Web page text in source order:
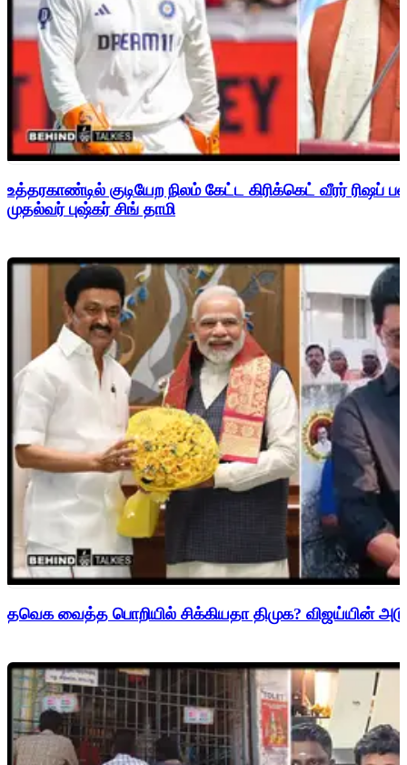
உத்தரகாண்டில் குடியேற நிலம் கேட்ட கிரிக்கெட் வீரர்
முதல்வர் புஷ்கர் சிங் தாமி
தவெக வைத்த பொறியில் சிக்கியதா திமுக? விஜய்யின்